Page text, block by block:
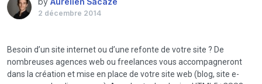
2 décembre 2014
Besoin d’un site internet ou d’une refonte de votre site ? De
nombreuses agences web ou freelances vous accompagneront
dans la création et mise en place de votre site web (blog, site e-